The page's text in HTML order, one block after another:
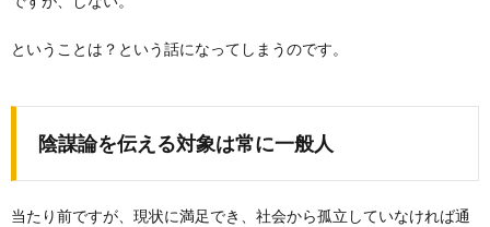
ということは？という話になってしまうのです。
陰謀論を伝える対象は常に一般人
当たり前ですが、現状に満足でき、社会から孤立していなければ通